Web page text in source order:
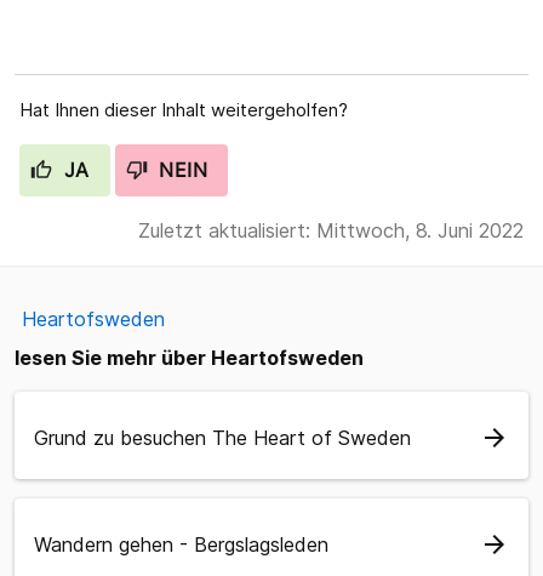
Hat Ihnen dieser Inhalt weitergeholfen?
JA NEIN
Zuletzt aktualisiert: Mittwoch, 8. Juni 2022
Heartofsweden
lesen Sie mehr über Heartofsweden
Grund zu besuchen The Heart of Sweden arrow_forward
Wandern gehen - Bergslagsleden arrow_forward